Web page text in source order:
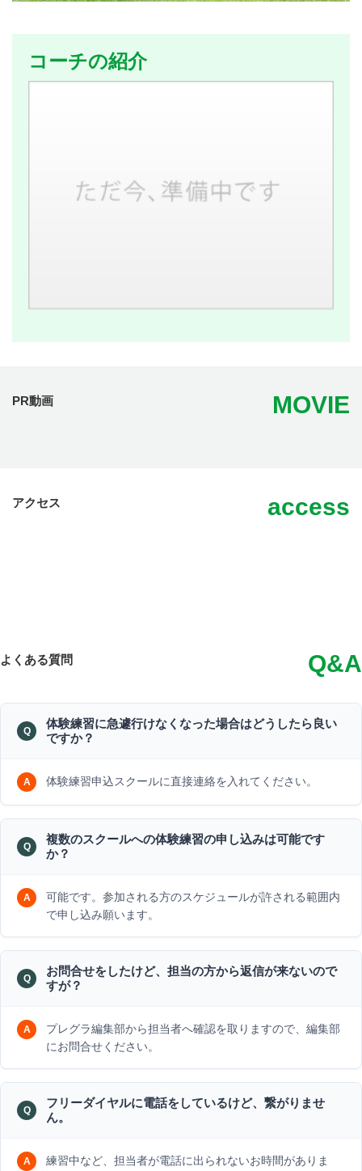
コーチの紹介
PR動画 MOVIE
アクセス access
よくある質問 Q&A
体験練習に急遽行けなくなった場合はどうしたら良い
ですか？
体験練習申込スクールに直接連絡を入れてください。
複数のスクールへの体験練習の申し込みは可能です
か？
可能です。参加される方のスケジュールが許される範囲内
で申し込み願います。
お問合せをしたけど、担当の方から返信が来ないので
すが？
プレグラ編集部から担当者へ確認を取りますので、編集部
にお問合せください。
フリーダイヤルに電話をしているけど、繋がりませ
ん。
練習中など、担当者が電話に出られないお時間がありま